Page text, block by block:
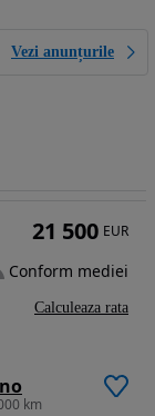
Vezi anunțurile
km
21 500 EUR
Conform mediei
Calculeaza rata